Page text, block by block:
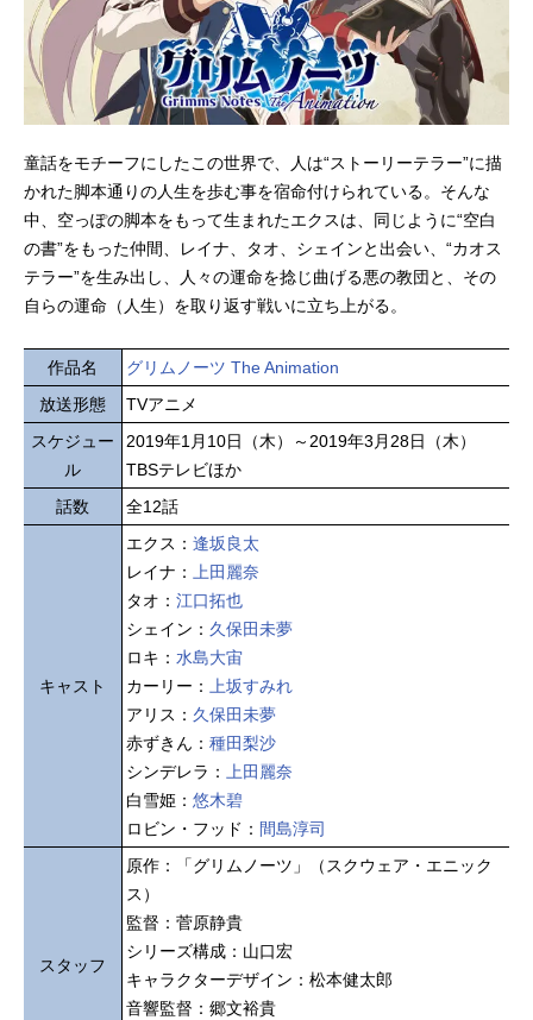
童話をモチーフにしたこの世界で、人は“ストーリーテラー”に描
かれた脚本通りの人生を歩む事を宿命付けられている。そんな
中、空っぽの脚本をもって生まれたエクスは、同じように“空白
の書”をもった仲間、レイナ、タオ、シェインと出会い、“カオス
テラー”を生み出し、人々の運命を捻じ曲げる悪の教団と、その
自らの運命（人生）を取り返す戦いに立ち上がる。
作品名
グリムノーツ The Animation
放送形態
TVアニメ
スケジュー
ル
2019年1月10日（木）～2019年3月28日（木）
TBSテレビほか
話数
全12話
キャスト
エクス： 逢坂良太
レイナ： 上田麗奈
タオ： 江口拓也
シェイン： 久保田未夢
ロキ： 水島大宙
カーリー： 上坂すみれ
アリス： 久保田未夢
赤ずきん： 種田梨沙
シンデレラ： 上田麗奈
白雪姫： 悠木碧
ロビン・フッド： 間島淳司
スタッフ
原作：「グリムノーツ」（スクウェア・エニック
ス）
監督：菅原静貴
シリーズ構成：山口宏
キャラクターデザイン：松本健太郎
音響監督：郷文裕貴